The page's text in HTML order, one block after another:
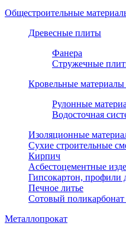
Общестроительные
Древесные плиты
Фанера
Стружечные
Кровельные материалы
Рулонные
Водосточная
Изоляционные
Сухие строительные
Кирпич
Асбестоцементные
Гипсокартон, профили
Печное литье
Сотовый
Металлопрокат